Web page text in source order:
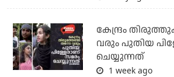
കേന്ദ്രം
വരും പുതിയ
ചെയ്യുന്നത്
1 week ago